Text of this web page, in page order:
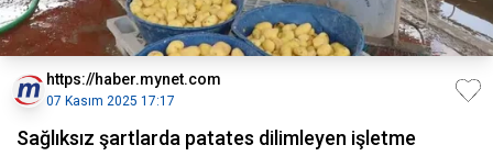
https://haber.mynet.com
07 Kasım 2025 17:17
Sağlıksız şartlarda patates dilimleyen işletme